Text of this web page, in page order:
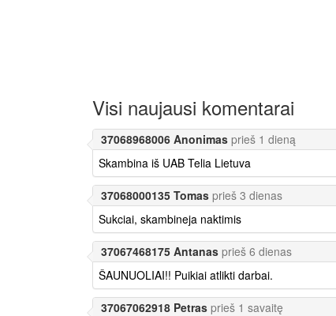
Visi naujausi komentarai
37068968006 Anonimas prieš 1 dieną
Skambina iš UAB Telia Lietuva
37068000135 Tomas prieš 3 dienas
Sukciai, skambineja naktimis
37067468175 Antanas prieš 6 dienas
ŠAUNUOLIAI!! Puikiai atlikti darbai.
37067062918 Petras prieš 1 savaitę